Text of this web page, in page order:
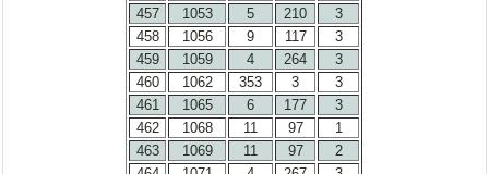
457
1053 5 210
3
458
1056 9 117
3
459
1059 4 264
3
460
1062 353 3
3
461
1065 6 177
3
462
1068 11 97
1
463
1069 11 97
2